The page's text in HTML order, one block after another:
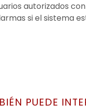
autorizados
si el sistema
PUEDE